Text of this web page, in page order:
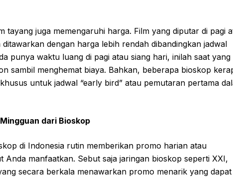
tayang juga memengaruhi harga. Film yang diputar di pagi
dengan harga lebih rendah dibandingkan jadwal
punya waktu luang di pagi atau siang hari, inilah saat yang
sambil menghemat biaya. Bahkan, beberapa bioskop
untuk jadwal “early bird” atau pemutaran pertama
dari Bioskop
di Indonesia rutin memberikan promo harian atau
Anda manfaatkan. Sebut saja jaringan bioskop seperti XXI,
secara berkala menawarkan promo menarik yang dapat